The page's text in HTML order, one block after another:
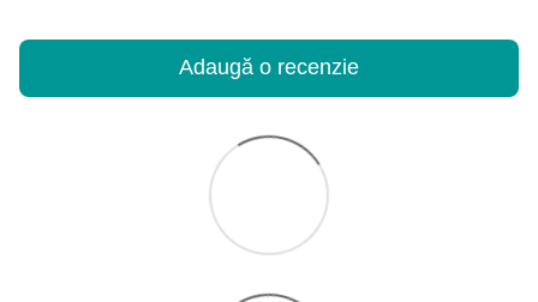
Adaugă o recenzie